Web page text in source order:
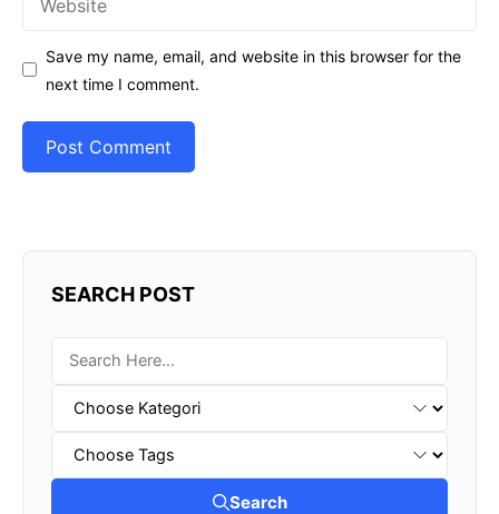
Save my name, email, and website in this browser for the
next time I comment.
SEARCH POST
Search